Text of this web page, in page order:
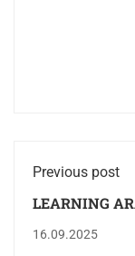
Previous post
LEARNING
16.09.2025